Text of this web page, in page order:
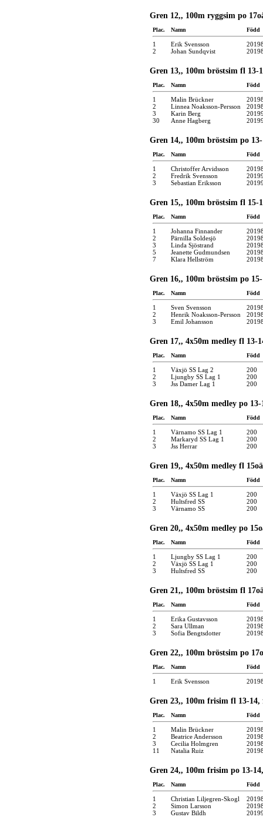
Gren 12,, 100m ryggsim po
Plac. Namn Född
1 Erik Svensson
2
Johan Sundqvist
Gren 13,, 100m bröstsim fl
Plac. Namn Född
1 Malin Brückner
2
Linnea Noaksson-Persson
3
Karin Berg
30
Anne Hagberg
Gren 14,, 100m bröstsim po
Plac. Namn Född
1 Christoffer Arvidsson
2
Fredrik Svensson
3
Sebastian Eriksson
Gren 15,, 100m bröstsim fl
Plac. Namn Född
1 Johanna Finnander
2
Pärnilla Soldesjö
3
Linda Sjöstrand
5
Jeanette Gudmundsen
7
Klara Hellström
Gren 16,, 100m bröstsim po
Plac. Namn Född
1 Sven Svensson
2
Henrik Noaksson-Persson
3
Emil Johansson
Gren 17,, 4x50m medley fl 13-
Plac. Namn Född
1 Växjö SS Lag 2
200
2
Ljungby SS Lag 1
200
3
Jss Damer Lag 1 200
Gren 18,, 4x50m medley po
Plac. Namn Född
1 Värnamo SS Lag 1
200
2
Markaryd SS Lag 1
200
3
Jss Herrar 200
Gren 19,, 4x50m medley fl
Plac. Namn Född
1 Växjö SS Lag 1
200
2
Hultsfred SS
200
3
Värnamo SS 200
Gren 20,, 4x50m medley po
Plac. Namn Född
1 Ljungby SS Lag 1
200
2
Växjö SS Lag 1
200
3
Hultsfred SS 200
Gren 21,, 100m bröstsim fl
Plac. Namn Född
1 Erika Gustavsson
2
Sara Ullman
3
Sofia Bengtsdotter
Gren 22,, 100m bröstsim po
Plac. Namn Född
1 Erik Svensson
Gren 23,, 100m frisim fl 13-
Plac. Namn Född
1 Malin Brückner
2
Beatrice Andersson
3
Cecilia Holmgren
11
Natalia Ruiz
Gren 24,, 100m frisim po 13-
Plac. Namn Född
1 Christian Liljegren-Skogl
2
Simon Larsson
3
Gustav Bildh